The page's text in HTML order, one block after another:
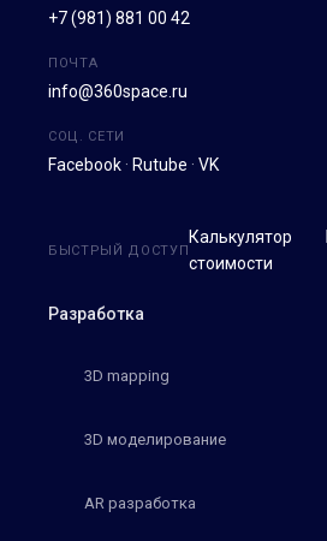
+7 (981) 881 00 42
ПОЧТА
info@360space.ru
СОЦ. СЕТИ
Facebook · Rutube · VK
Разработка
3D mapping
3D моделирование
AR разработка
БЫСТРЫЙ ДОСТУП
Калькулятор
стоимости